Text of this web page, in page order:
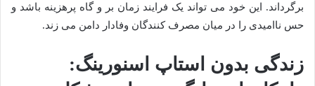
برگرداند. این خود می تواند یک فرایند زمان بر و گاه پرهزینه باشد و
حس ناامیدی را در میان مصرف کنندگان وفادار دامن می زند.
زندگی بدون استاپ اسنورینگ: